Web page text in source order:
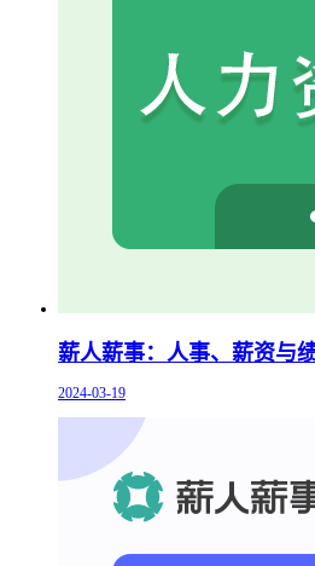
薪人薪事：人事、薪资与
2024-03-19